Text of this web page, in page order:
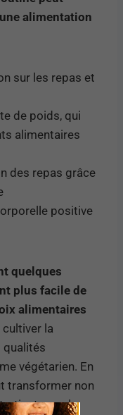
alimentation
sur les repas et
de poids, qui
alimentaires
des repas grâce
positive
quelques
plus facile de
alimentaires
la
qualités
végétarien. En
transformer non
avec la